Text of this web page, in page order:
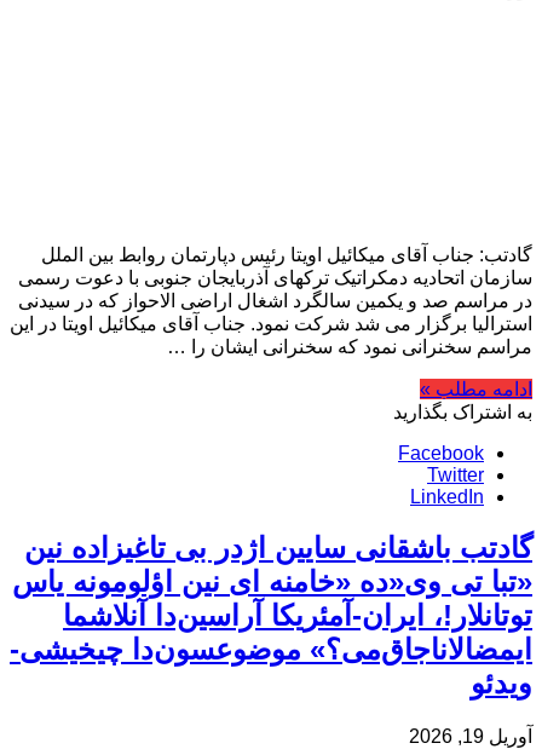
گادتب: جناب آقای میکائیل اویتا رئیس دپارتمان روابط بین الملل
سازمان اتحادیه دمکراتیک ترکهای آذربایجان جنوبی با دعوت رسمی
در مراسم صد و یکمین سالگرد اشغال اراضی الاحواز که در سیدنی
استرالیا برگزار می شد شرکت نمود. جناب آقای میکائیل اویتا در این
مراسم سخنرانی نمود که سخنرانی ایشان را …
ادامه مطلب »
به اشتراک بگذارید
Facebook
Twitter
LinkedIn
گادتب باشقانی سایین اژدر بی تاغیزاده نین
«تبا تی وی«ده «خامنه ای نین اؤلومونه یاس
توتانلار!، ایران-آمئریکا آراسین‌دا آنلاشما
ایمضالاناجاق‌می؟» موضوعسون‌دا چیخیشی-
ویدئو
آوریل 19, 2026